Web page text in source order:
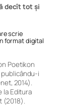
decît tot şi
scrie
format digital
Poetikon
publicându-i
2014).
la Editura